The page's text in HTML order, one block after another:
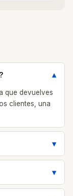
que devuelves
clientes, una